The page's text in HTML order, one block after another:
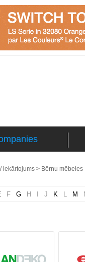
iekārtojums > Bērnu mēbeles
F G H J K L M